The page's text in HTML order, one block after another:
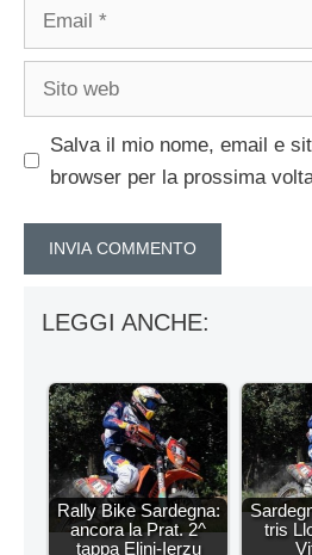
Email
Sito
Salva il mio nome, email e
browser per la prossima
LEGGI ANCHE:
Rally Bike Sardegna:
ancora la Prat. 2^
tappa Elini-Ierzu
tris